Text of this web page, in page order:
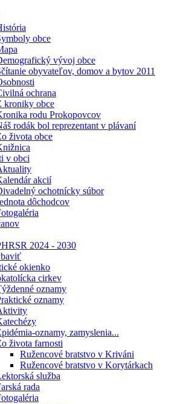
obce
vývoj obce
obyvateľov, domov a bytov 2011
ochrana
kroniky obce
rodu Prokopovcov
rodák bol reprezentant v plávaní
života obce
v obci
akcií
ochotnícky súbor
dôchodcov
2024 - 2030
okienko
cirkev
oznamy
oznamy
oznamy, zamyslenia...
života farnosti
Ružencové bratstvo v Kriváni
Ružencové bratstvo v Korytárkach
služba
rada